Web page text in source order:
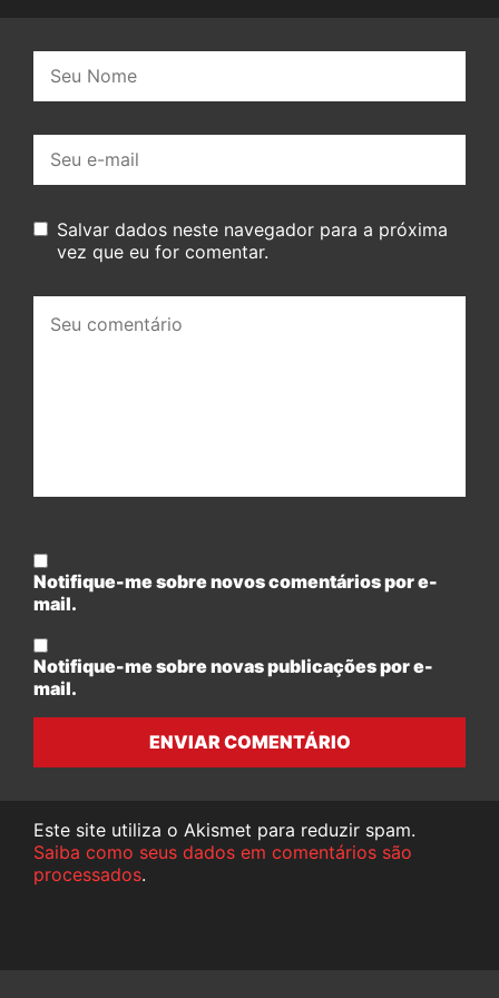
mail:
Salvar dados neste navegador para a próxima
vez que eu for comentar.
comentário:
Notifique-me sobre novos comentários por e-
mail.
Notifique-me sobre novas publicações por e-
mail.
ENVIAR COMENTÁRIO
Este site utiliza o Akismet para reduzir spam.
Saiba como seus dados em comentários são
processados.